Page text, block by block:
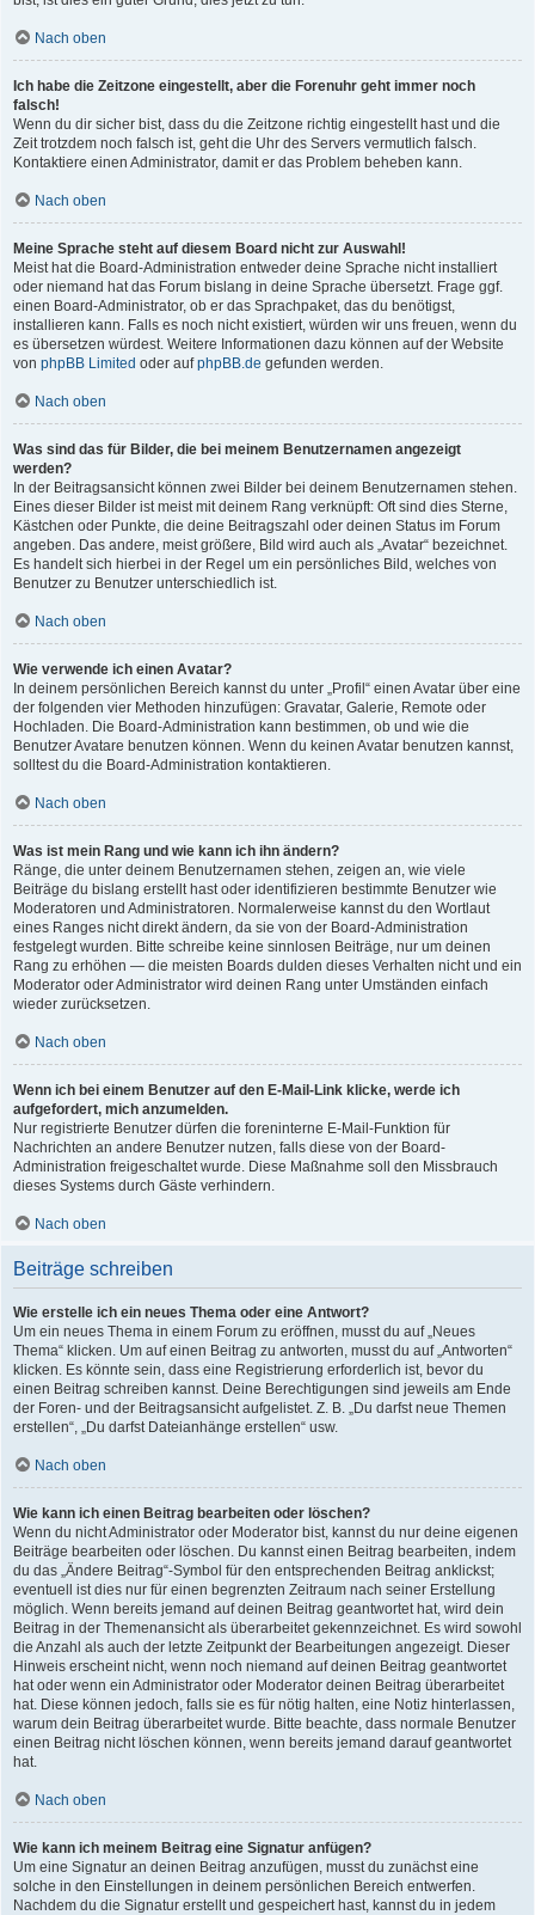
Nach oben
Ich habe die Zeitzone eingestellt, aber die Forenuhr geht immer noch
falsch!
Wenn du dir sicher bist, dass du die Zeitzone richtig eingestellt hast und die
Zeit trotzdem noch falsch ist, geht die Uhr des Servers vermutlich falsch.
Kontaktiere einen Administrator, damit er das Problem beheben kann.
Nach oben
Meine Sprache steht auf diesem Board nicht zur Auswahl!
Meist hat die Board-Administration entweder deine Sprache nicht installiert
oder niemand hat das Forum bislang in deine Sprache übersetzt. Frage ggf.
einen Board-Administrator, ob er das Sprachpaket, das du benötigst,
installieren kann. Falls es noch nicht existiert, würden wir uns freuen, wenn du
es übersetzen würdest. Weitere Informationen dazu können auf der Website
von phpBB Limited oder aufphpBB.de gefunden werden.
Nach oben
Was sind das für Bilder, die bei meinem Benutzernamen angezeigt
werden?
In der Beitragsansicht können zwei Bilder bei deinem Benutzernamen stehen.
Eines dieser Bilder ist meist mit deinem Rang verknüpft: Oft sind dies Sterne,
Kästchen oder Punkte, die deine Beitragszahl oder deinen Status im Forum
angeben. Das andere, meist größere, Bild wird auch als „Avatar“ bezeichnet.
Es handelt sich hierbei in der Regel um ein persönliches Bild, welches von
Benutzer zu Benutzer unterschiedlich ist.
Nach oben
Wie verwende ich einen Avatar?
In deinem persönlichen Bereich kannst du unter „Profil“ einen Avatar über eine
der folgenden vier Methoden hinzufügen: Gravatar, Galerie, Remote oder
Hochladen. Die Board-Administration kann bestimmen, ob und wie die
Benutzer Avatare benutzen können. Wenn du keinen Avatar benutzen kannst,
solltest du die Board-Administration kontaktieren.
Nach oben
Was ist mein Rang und wie kann ich ihn ändern?
Ränge, die unter deinem Benutzernamen stehen, zeigen an, wie viele
Beiträge du bislang erstellt hast oder identifizieren bestimmte Benutzer wie
Moderatoren und Administratoren. Normalerweise kannst du den Wortlaut
eines Ranges nicht direkt ändern, da sie von der Board-Administration
festgelegt wurden. Bitte schreibe keine sinnlosen Beiträge, nur um deinen
Rang zu erhöhen — die meisten Boards dulden dieses Verhalten nicht und ein
Moderator oder Administrator wird deinen Rang unter Umständen einfach
wieder zurücksetzen.
Nach oben
Wenn ich bei einem Benutzer auf den E-Mail-Link klicke, werde ich
aufgefordert, mich anzumelden.
Nur registrierte Benutzer dürfen die foreninterne E-Mail-Funktion für
Nachrichten an andere Benutzer nutzen, falls diese von der Board-
Administration freigeschaltet wurde. Diese Maßnahme soll den Missbrauch
dieses Systems durch Gäste verhindern.
Nach oben
Beiträge schreiben
Wie erstelle ich ein neues Thema oder eine Antwort?
Um ein neues Thema in einem Forum zu eröffnen, musst du auf „Neues
Thema“ klicken. Um auf einen Beitrag zu antworten, musst du auf „Antworten“
klicken. Es könnte sein, dass eine Registrierung erforderlich ist, bevor du
einen Beitrag schreiben kannst. Deine Berechtigungen sind jeweils am Ende
der Foren- und der Beitragsansicht aufgelistet. Z. B. „Du darfst neue Themen
erstellen“, „Du darfst Dateianhänge erstellen“ usw.
Nach oben
Wie kann ich einen Beitrag bearbeiten oder löschen?
Wenn du nicht Administrator oder Moderator bist, kannst du nur deine eigenen
Beiträge bearbeiten oder löschen. Du kannst einen Beitrag bearbeiten, indem
du das „Ändere Beitrag“-Symbol für den entsprechenden Beitrag anklickst;
eventuell ist dies nur für einen begrenzten Zeitraum nach seiner Erstellung
möglich. Wenn bereits jemand auf deinen Beitrag geantwortet hat, wird dein
Beitrag in der Themenansicht als überarbeitet gekennzeichnet. Es wird sowohl
die Anzahl als auch der letzte Zeitpunkt der Bearbeitungen angezeigt. Dieser
Hinweis erscheint nicht, wenn noch niemand auf deinen Beitrag geantwortet
hat oder wenn ein Administrator oder Moderator deinen Beitrag überarbeitet
hat. Diese können jedoch, falls sie es für nötig halten, eine Notiz hinterlassen,
warum dein Beitrag überarbeitet wurde. Bitte beachte, dass normale Benutzer
einen Beitrag nicht löschen können, wenn bereits jemand darauf geantwortet
hat.
Nach oben
Wie kann ich meinem Beitrag eine Signatur anfügen?
Um eine Signatur an deinen Beitrag anzufügen, musst du zunächst eine
solche in den Einstellungen in deinem persönlichen Bereich entwerfen.
Nachdem du die Signatur erstellt und gespeichert hast, kannst du in jedem